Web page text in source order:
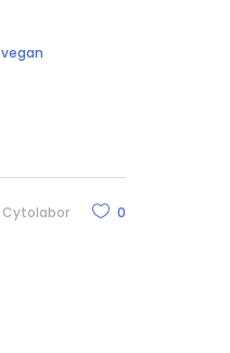
vegan
Cytolabor 0